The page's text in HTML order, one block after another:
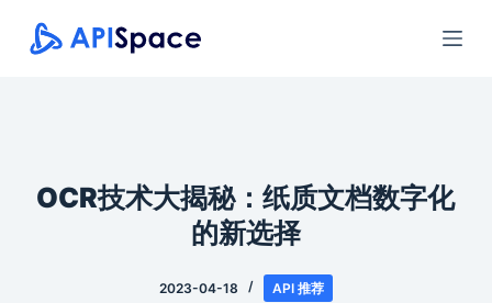
跳
过
OCR技术大揭秘：纸质文档数字化
的新选择
2023-04-18 API 推荐